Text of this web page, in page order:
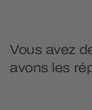
Vous avez
avons les